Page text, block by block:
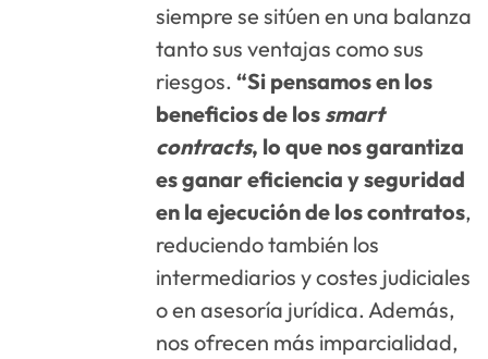
siempre se sitúen en una balanza
tanto sus ventajas como sus
riesgos.“Si pensamos en los
beneficios de lossmart
contracts, lo que nos garantiza
es ganar eficiencia y seguridad
en la ejecución de los contratos,
reduciendo también los
intermediarios y costes judiciales
o en asesoría jurídica. Además,
nos ofrecen más imparcialidad,